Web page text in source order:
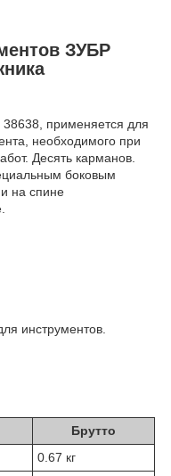
ЗУБР
применяется для
необходимого при
Десять карманов.
боковым
на спине
инструментов.
Брутто
0.67 кг